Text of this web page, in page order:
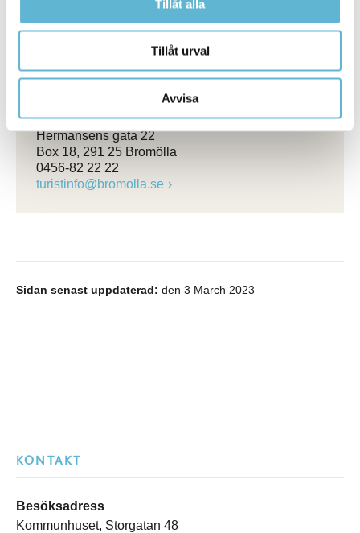
Tillåt alla
Tillåt urval
Avvisa
Sara Widesjö
(SMS0709-17 12 51)
sara.widesjo@bromolla.se
Bromölla turistinformation
Hermansens gata 22
Box 18, 291 25 Bromölla
0456-82 22 22
turistinfo@bromolla.se
Sidan senast uppdaterad: den 3 March 2023
KONTAKT
Besöksadress
Kommunhuset, Storgatan 48